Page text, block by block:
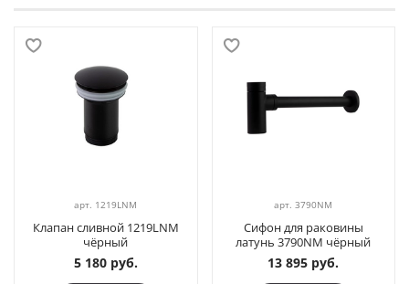
арт. 1219LNM
Клапан сливной 1219LNM
чёрный
5 180 руб.
арт.3790NM
Сифон для раковины
латунь 3790NM чёрный
13 895 руб.